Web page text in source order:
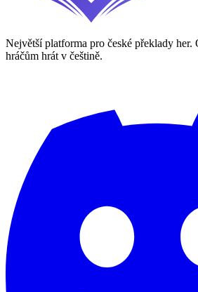
Největší platforma pro české překlady her.
hráčům hrát v češtině.